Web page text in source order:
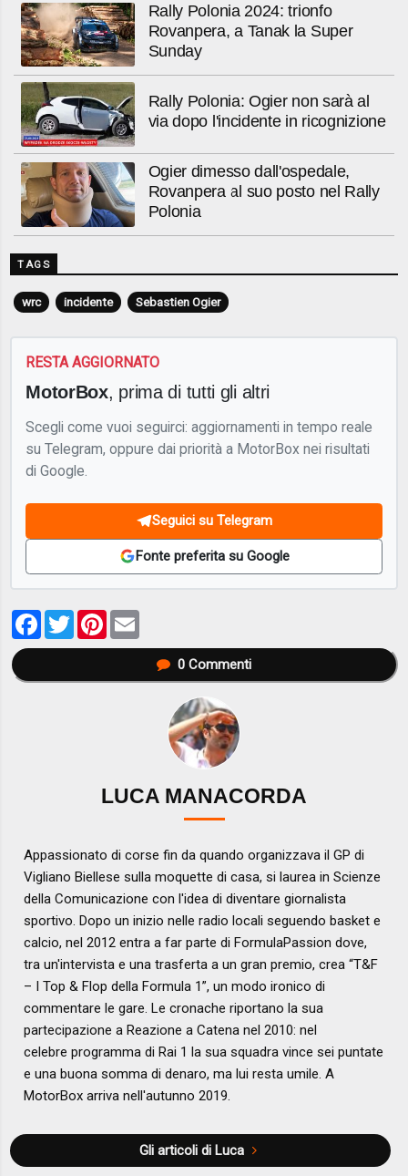
Rally Polonia 2024: trionfo
Rovanpera, a Tanak la Super
Sunday
Rally Polonia: Ogier non sarà al
via dopo l'incidente in ricognizione
Ogier dimesso dall'ospedale,
Rovanpera al suo posto nel Rally
Polonia
TAGS
wrc incidente Sebastien Ogier
RESTA AGGIORNATO
MotorBox, prima di tutti gli altri
Scegli come vuoi seguirci: aggiornamenti in tempo reale
su Telegram, oppure dai priorità a MotorBox nei risultati
di Google.
Seguici su Telegram
Fonte preferita su Google
Facebook
TwitterPinterest
0Commenti
LUCA MANACORDA
Appassionato di corse fin da quando organizzava il GP di
Vigliano Biellese sulla moquette di casa, si laurea in Scienze
della Comunicazione con l'idea di diventare giornalista
sportivo. Dopo un inizio nelle radio locali seguendo basket e
calcio, nel 2012 entra a far parte di FormulaPassion dove,
tra un'intervista e una trasferta a un gran premio, crea “T&F
– I Top & Flop della Formula 1”, un modo ironico di
commentare le gare. Le cronache riportano la sua
partecipazione a Reazione a Catena nel 2010: nel
celebre programma di Rai 1 la sua squadra vince sei puntate
e una buona somma di denaro, ma lui resta umile. A
MotorBox arriva nell'autunno 2019.
Gli articoli di Luca